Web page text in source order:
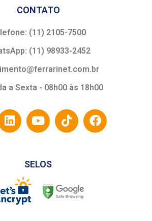
CONTATO
(11) 2105-7500
(11) 98933-2452
a Sexta - 08h00 às 18h00
SELOS